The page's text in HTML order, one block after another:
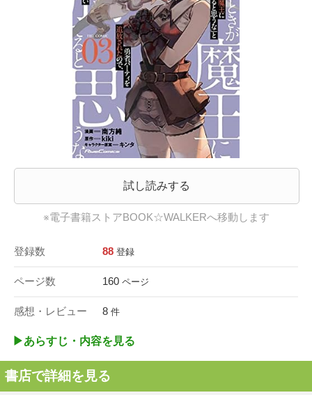
試し読みする
※電子書籍ストアBOOK☆WALKERへ移動します
登録数 88 登録
ページ数 160 ページ
感想・レビュー 8 件
▶︎あらすじ・内容を見る
書店で詳細を見る